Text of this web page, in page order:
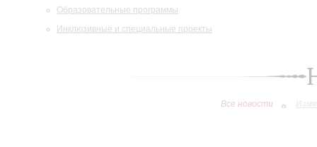
Образовательные программы
Инклюзивные и специальные проекты
Все новости